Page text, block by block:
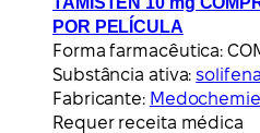
POR PELÍCULA
Forma farmacêutica:
Substância ativa:
Fabricante:
Requer receita médica